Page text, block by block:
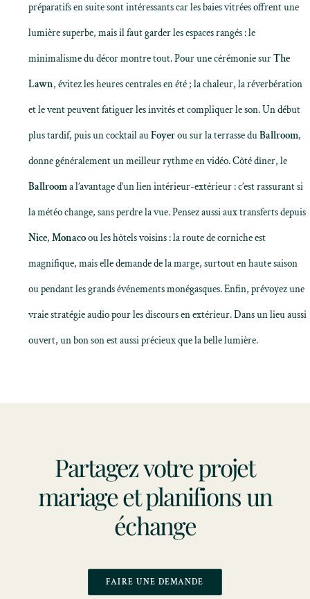
préparatifs en suite sont intéressants car les baies vitrées offrent une
lumière superbe, mais il faut garder les espaces rangés : le
minimalisme du décor montre tout. Pour une cérémonie surThe
Lawn, évitez les heures centrales en été ; la chaleur, la réverbération
et le vent peuvent fatiguer les invités et compliquer le son. Un début
plus tardif, puis un cocktail auFoyerou sur la terrasse duBallroom,
donne généralement un meilleur rythme en vidéo. Côté dîner, le
Ballrooma l’avantage d’un lien intérieur-extérieur : c’est rassurant si
la météo change, sans perdre la vue. Pensez aussi aux transferts depuis
Nice, Monacoou les hôtels voisins : la route de corniche est
magnifique, mais elle demande de la marge, surtout en haute saison
ou pendant les grands événements monégasques. Enfin, prévoyez une
vraie stratégie audio pour les discours en extérieur. Dans un lieu aussi
ouvert, un bon son est aussi précieux que la belle lumière.
Partagez votre projet
mariage et planifions un
échange
FAIRE UNE DEMANDE